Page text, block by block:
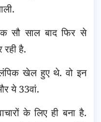
सौ साल बाद फिर से
है.
खेल हुए थे. वो इन
ये 33वां.
के लिए ही बना है.